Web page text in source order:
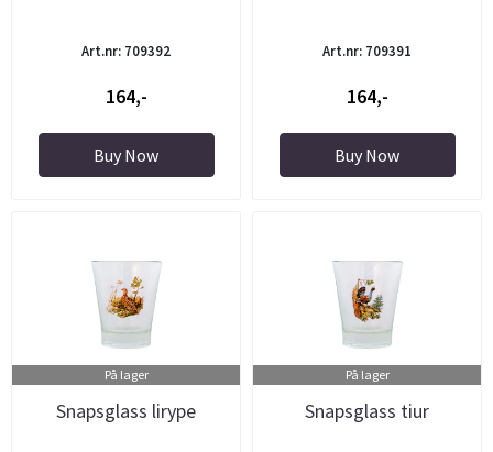
Art.nr: 709392
164,-
Buy Now
Art.nr: 709391
164,-
Buy Now
På lager
Snapsglass lirype
På lager
Snapsglass tiur